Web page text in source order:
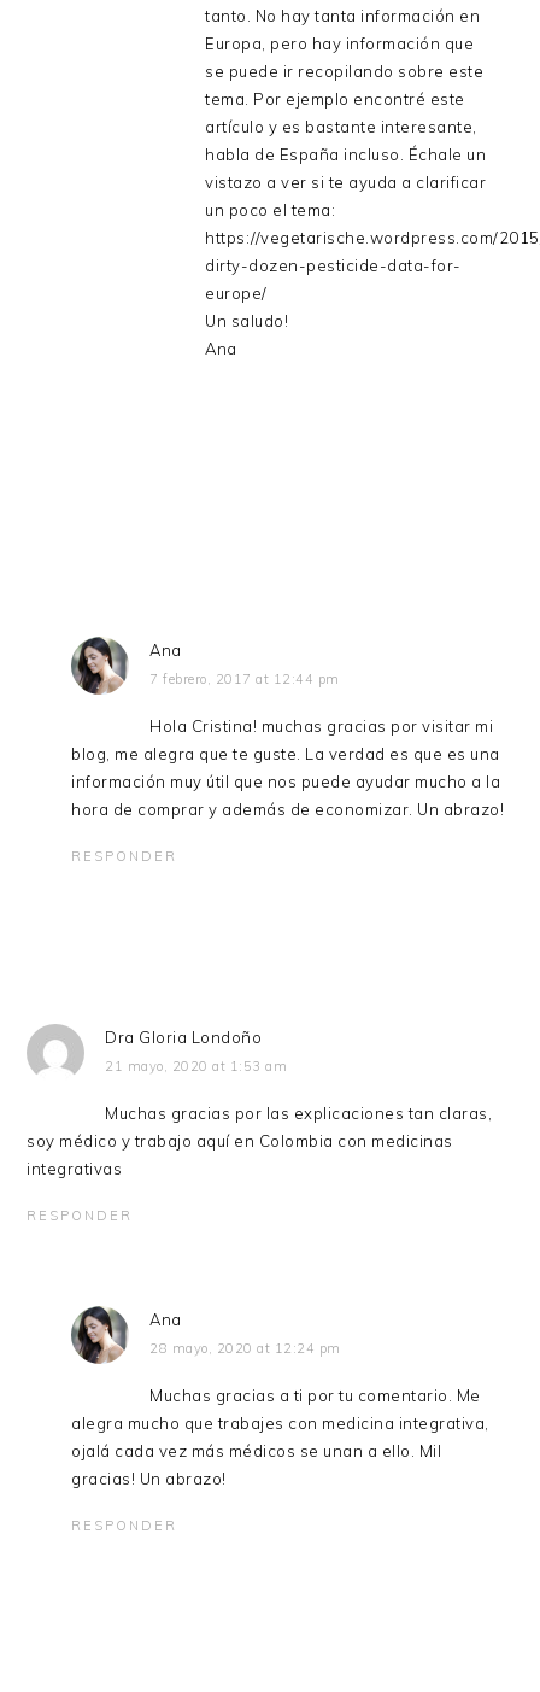
tanto. No hay tanta información en
Europa, pero hay información que
se puede ir recopilando sobre este
tema. Por ejemplo encontré este
artículo y es bastante interesante,
habla de España incluso. Échale un
vistazo a ver si te ayuda a clarificar
un poco el tema:
https://vegetarische.wordpress.com/
dirty-dozen-pesticide-data-for-
europe/
Un saludo!
Ana
Ana
7 febrero, 2017 at 12:44 pm
Hola Cristina! muchas gracias por visitar mi
blog, me alegra que te guste. La verdad es que es una
información muy útil que nos puede ayudar mucho a la
hora de comprar y además de economizar. Un abrazo!
RESPONDER
Dra Gloria Londoño
21 mayo, 2020 at 1:53 am
Muchas gracias por las explicaciones tan claras,
soy médico y trabajo aquí en Colombia con medicinas
integrativas
RESPONDER
Ana
28 mayo, 2020 at 12:24 pm
Muchas gracias a ti por tu comentario. Me
alegra mucho que trabajes con medicina integrativa,
ojalá cada vez más médicos se unan a ello. Mil
gracias! Un abrazo!
RESPONDER